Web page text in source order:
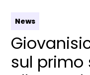
News
sul primo